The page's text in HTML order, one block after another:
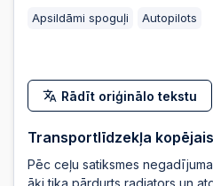
2025-
2025-
Apsildāmi spoguļi Autopilots
Rādīt oriģinālo tekstu
Transportlīdzekļa
Pēc ceļu satiksmes